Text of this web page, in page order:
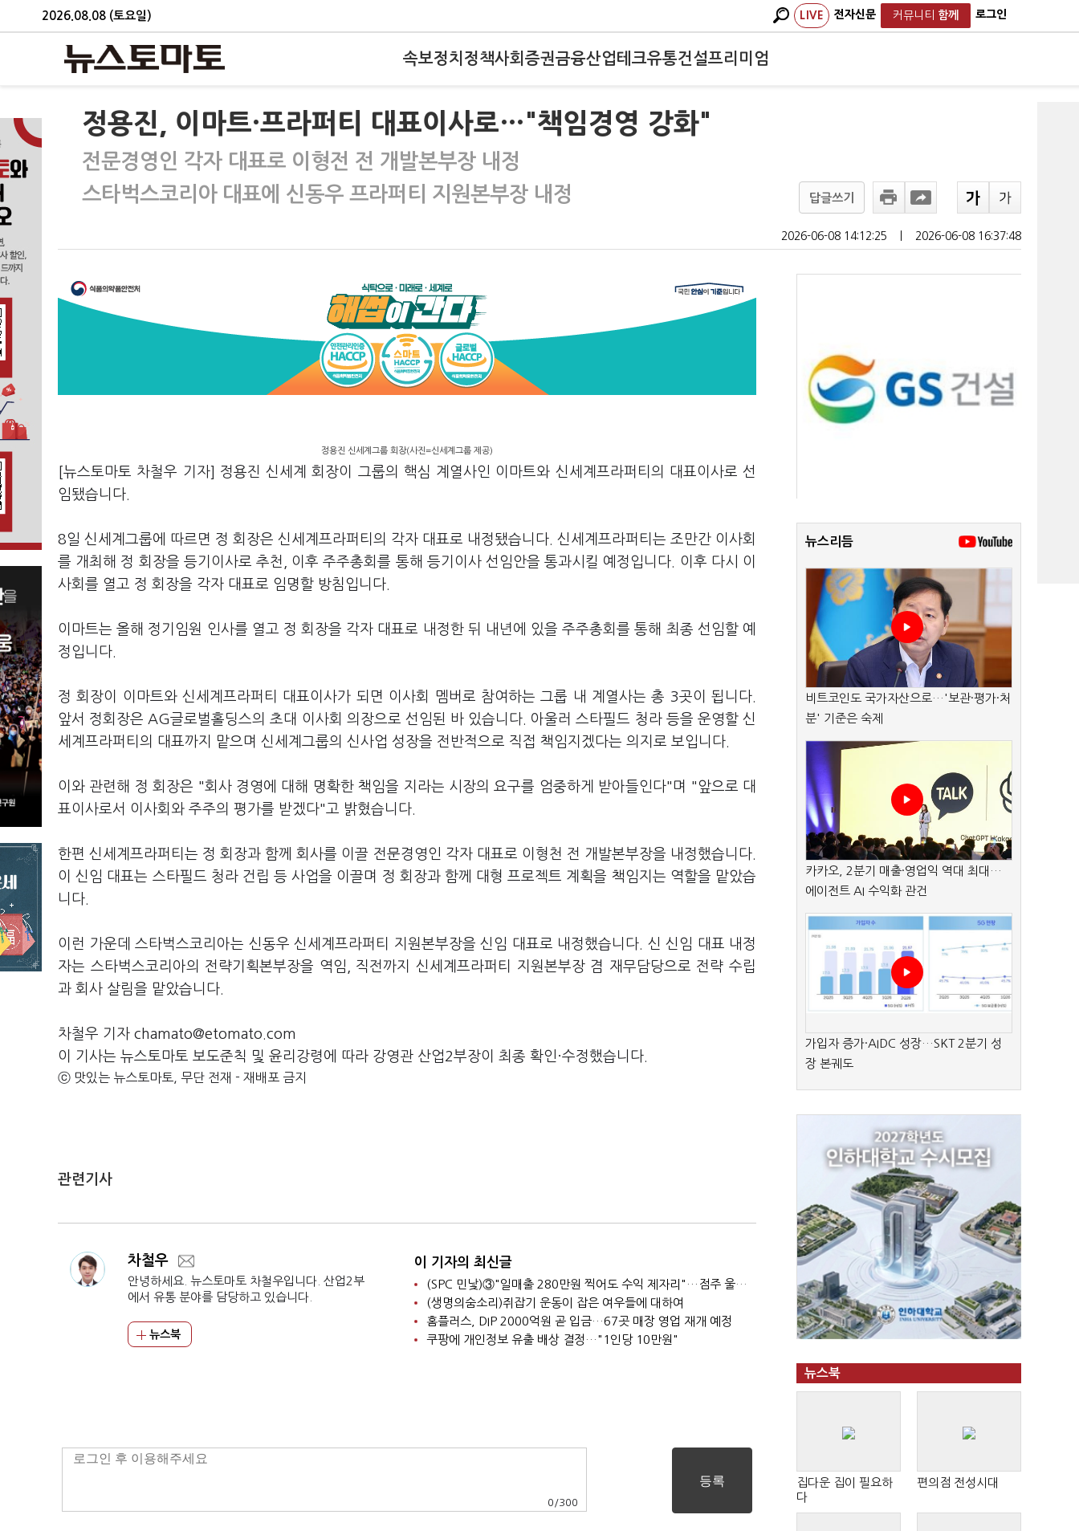
2026.08.08 (토요일) LIVE 전자신문 커뮤니티 함께 로그인
속보정치 정책사회 증권금융산업테크유통건설프리미엄
정용진, 이마트·프라퍼티 대표이사로…"책임경영 강화"
전문경영인 각자 대표로 이형전 전 개발본부장 내정
스타벅스코리아 대표에 신동우 프라퍼티 지원본부장 내정
답글쓰기
2026-06-08 14:12:25 2026-06-08 16:37:48
정용진 신세계그룹 회장(사진=신세계그룹 제공)
[뉴스토마토 차철우 기자] 정용진 신세계 회장이 그룹의 핵심 계열사인 이마트와 신세계프라퍼티의 대표이사로 선
임됐습니다.
8일 신세계그룹에 따르면 정 회장은 신세계프라퍼티의 각자 대표로 내정됐습니다. 신세계프라퍼티는 조만간 이사회
를 개최해 정 회장을 등기이사로 추천, 이후 주주총회를 통해 등기이사 선임안을 통과시킬 예정입니다. 이후 다시 이
사회를 열고 정 회장을 각자 대표로 임명할 방침입니다.
이마트는 올해 정기임원 인사를 열고 정 회장을 각자 대표로 내정한 뒤 내년에 있을 주주총회를 통해 최종 선임할 예
정입니다.
정 회장이 이마트와 신세계프라퍼티 대표이사가 되면 이사회 멤버로 참여하는 그룹 내 계열사는 총 3곳이 됩니다.
앞서 정회장은 AG글로벌홀딩스의 초대 이사회 의장으로 선임된 바 있습니다. 아울러 스타필드 청라 등을 운영할 신
세계프라퍼티의 대표까지 맡으며 신세계그룹의 신사업 성장을 전반적으로 직접 책임지겠다는 의지로 보입니다.
이와 관련해 정 회장은 "회사 경영에 대해 명확한 책임을 지라는 시장의 요구를 엄중하게 받아들인다"며 "앞으로 대
표이사로서 이사회와 주주의 평가를 받겠다"고 밝혔습니다.
한편 신세계프라퍼티는 정 회장과 함께 회사를 이끌 전문경영인 각자 대표로 이형천 전 개발본부장을 내정했습니다.
이 신임 대표는 스타필드 청라 건립 등 사업을 이끌며 정 회장과 함께 대형 프로젝트 계획을 책임지는 역할을 맡았습
니다.
이런 가운데 스타벅스코리아는 신동우 신세계프라퍼티 지원본부장을 신임 대표로 내정했습니다. 신 신임 대표 내정
자는 스타벅스코리아의 전략기획본부장을 역임, 직전까지 신세계프라퍼티 지원본부장 겸 재무담당으로 전략 수립
과 회사 살림을 맡았습니다.
차철우 기자 chamato@etomato.com
이 기사는 뉴스토마토 보도준칙 및 윤리강령에 따라 강영관 산업2부장이 최종 확인·수정했습니다.
ⓒ 맛있는 뉴스토마토, 무단 전재 - 재배포 금지
관련기사
차철우
안녕하세요. 뉴스토마토 차철우입니다. 산업2부
에서 유통 분야를 담당하고 있습니다.
뉴스북
이 기자의 최신글
(SPC 민낯)③"일매출 280만원 찍어도 수익 제자리"…점주 울리는 '상시 할인'
(생명의숨소리)쥐잡기 운동이 잡은 여우들에 대하여
홈플러스, DIP 2000억원 곧 입금…67곳 매장 영업 재개 예정
쿠팡에 개인정보 유출 배상 결정…"1인당 10만원"
0 /300
뉴스리듬
비트코인도 국가자산으로…'보관·평가·처
분' 기준은 숙제
카카오, 2분기 매출·영업익 역대 최대…
에이전트 AI 수익화 관건
가입자 증가·AIDC 성장…SKT 2분기 성
장 본궤도
뉴스북
집다운 집이 필요하
다
편의점 전성시대